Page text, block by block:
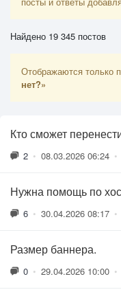
Найдено 19 345 постов
Отображаются только
нет?»
Кто сможет
2 • 08.03.2026 06:24 •
Нужна помощь по
6 • 30.04.2026 08:17 •
Размер баннера.
0 • 29.04.2026 10:00 •